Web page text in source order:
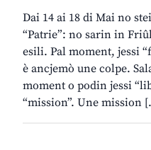
Dai 14 ai 18 di Mai no
“Patrie”: no sarin in
esili. Pal moment, jessi
è ancjemò une colpe.
moment o podin jessi
“mission”. Une mission